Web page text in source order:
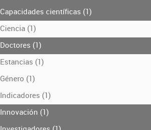
Capacidades científicas (1)
Ciencia (1)
Doctores (1)
Estancias (1)
Género (1)
Indicadores (1)
Innovación (1)